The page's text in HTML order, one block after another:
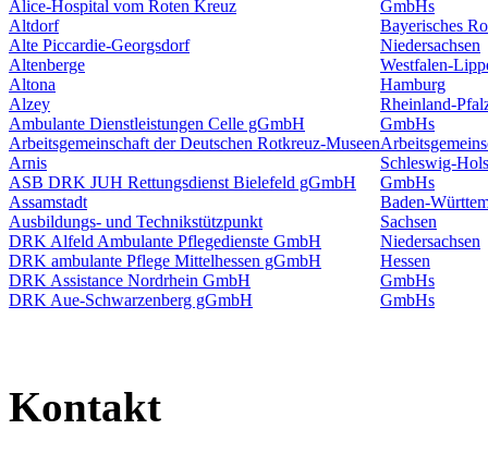
Alice-Hospital vom Roten Kreuz
GmbHs
Altdorf
Bayerisches
Alte Piccardie-Georgsdorf
Niedersachsen
Altenberge
Westfalen-
Altona
Hamburg
Alzey
Rheinland-
Ambulante Dienstleistungen Celle gGmbH
GmbHs
Arbeitsgemeinschaft der Deutschen Rotkreuz-Museen
Arnis
Schleswig-
ASB DRK JUH Rettungsdienst Bielefeld gGmbH
GmbHs
Assamstadt
Baden-
Ausbildungs- und Technikstützpunkt
Sachsen
DRK Alfeld Ambulante Pflegedienste GmbH
Niedersachsen
DRK ambulante Pflege Mittelhessen gGmbH
Hessen
DRK Assistance Nordrhein GmbH
GmbHs
DRK Aue-Schwarzenberg gGmbH
GmbHs
Kontakt